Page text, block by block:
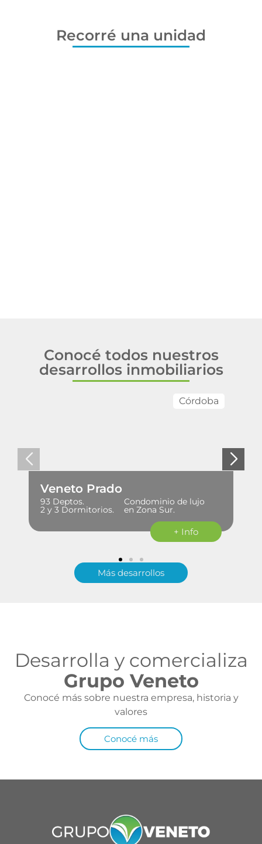
Recorré una unidad
Conocé todos nuestros
desarrollos inmobiliarios
Córdoba
Veneto Prado
93 Deptos.
2 y 3 Dormitorios.
Condominio de lujo
en Zona Sur.
+ Info
Más desarrollos
Desarrolla y comercializa
Grupo Veneto
Conocé más sobre nuestra empresa, historia y
valores
Conocé más